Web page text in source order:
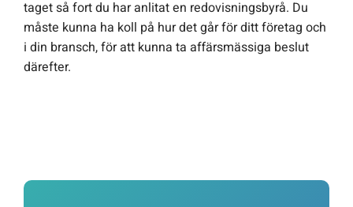
taget så fort du har anlitat en redovisningsbyrå. Du
måste kunna ha koll på hur det går för ditt företag och
i din bransch, för att kunna ta affärsmässiga beslut
därefter.